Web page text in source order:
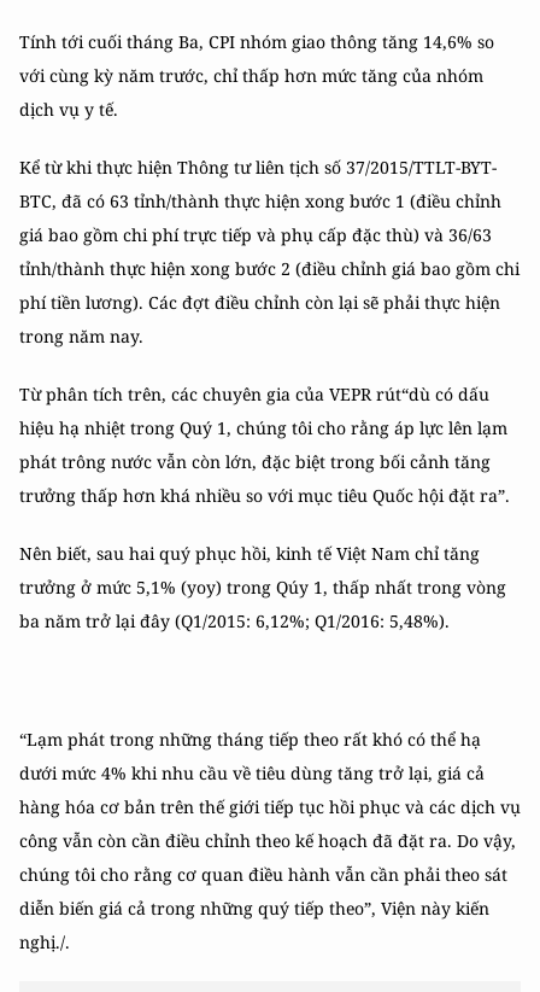
Tính tới cuối tháng Ba, CPI nhóm giao thông tăng 14,6% so
với cùng kỳ năm trước, chỉ thấp hơn mức tăng của nhóm
dịch vụ y tế.
Kể từ khi thực hiện Thông tư liên tịch số 37/2015/TTLT-BYT-
BTC, đã có 63 tỉnh/thành thực hiện xong bước 1 (điều chỉnh
giá bao gồm chi phí trực tiếp và phụ cấp đặc thù) và 36/63
tỉnh/thành thực hiện xong bước 2 (điều chỉnh giá bao gồm chi
phí tiền lương). Các đợt điều chỉnh còn lại sẽ phải thực hiện
trong năm nay.
Từ phân tích trên, các chuyên gia của VEPR rút“dù có dấu
hiệu hạ nhiệt trong Quý 1, chúng tôi cho rằng áp lực lên lạm
phát trông nước vẫn còn lớn, đặc biệt trong bối cảnh tăng
trưởng thấp hơn khá nhiều so với mục tiêu Quốc hội đặt ra”.
Nên biết, sau hai quý phục hồi, kinh tế Việt Nam chỉ tăng
trưởng ở mức 5,1% (yoy) trong Qúy 1, thấp nhất trong vòng
ba năm trở lại đây (Q1/2015: 6,12%; Q1/2016: 5,48%).
“Lạm phát trong những tháng tiếp theo rất khó có thể hạ
dưới mức 4% khi nhu cầu về tiêu dùng tăng trở lại, giá cả
hàng hóa cơ bản trên thế giới tiếp tục hồi phục và các dịch vụ
công vẫn còn cần điều chỉnh theo kế hoạch đã đặt ra. Do vậy,
chúng tôi cho rằng cơ quan điều hành vẫn cần phải theo sát
diễn biến giá cả trong những quý tiếp theo”, Viện này kiến
nghị./.